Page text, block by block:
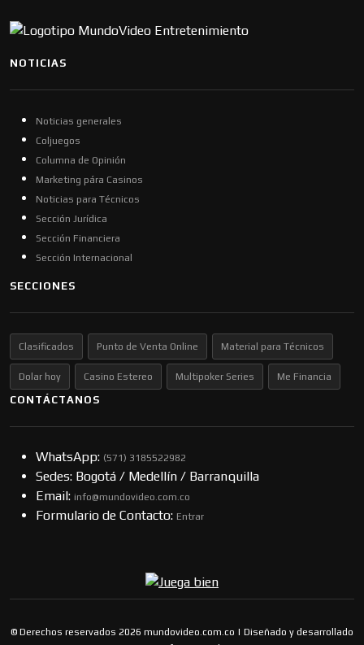
NOTICIAS
Noticias generales
Coljuegos
Columna de Opinión
Marketing pára Casinos
Noticias para Técnicos
Sección Jurídica
Sección Financiera
Sección Internacional
SECCIONES
Clasificados Punto de Venta Online Material para Técnicos
Dolar hoy Casino Estereo Multipoker Series Me Financia
CONTÁCTANOS
WhatsApp: (57​​1) 3185522982
Sedes: Bogotá / Medellín / Barranquilla
Email: info@mundovideo.com.co
Formulario de Contacto: Entrar
© Derechos reservados 2026 mundovideo.com.co | Diseñado y desarrollado